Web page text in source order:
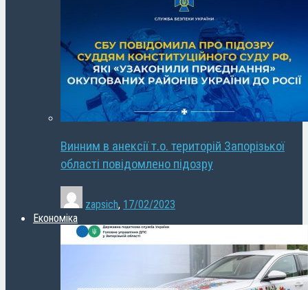
Винним в анексії т.о. територій Запорізької
області повідомлено підозру
zapsich, 17/02/2023
Економіка